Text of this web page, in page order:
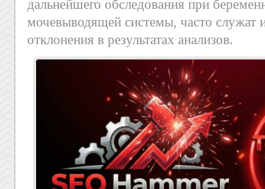
дальнейшего обследования при
мочевыводящей системы, часто служат
отклонения в результатах анализов.